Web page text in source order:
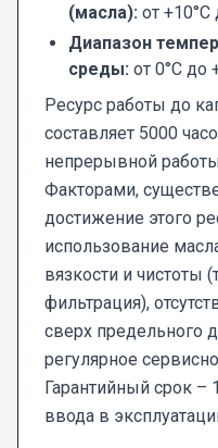
(масла): от +10°C
Диапазон
среды: от 0°C до
Ресурс работы до
составляет 5000
непрерывной
Факторами,
достижение этого
использование
вязкости и чистоты
фильтрация),
сверх предельного
регулярное
Гарантийный срок
ввода в